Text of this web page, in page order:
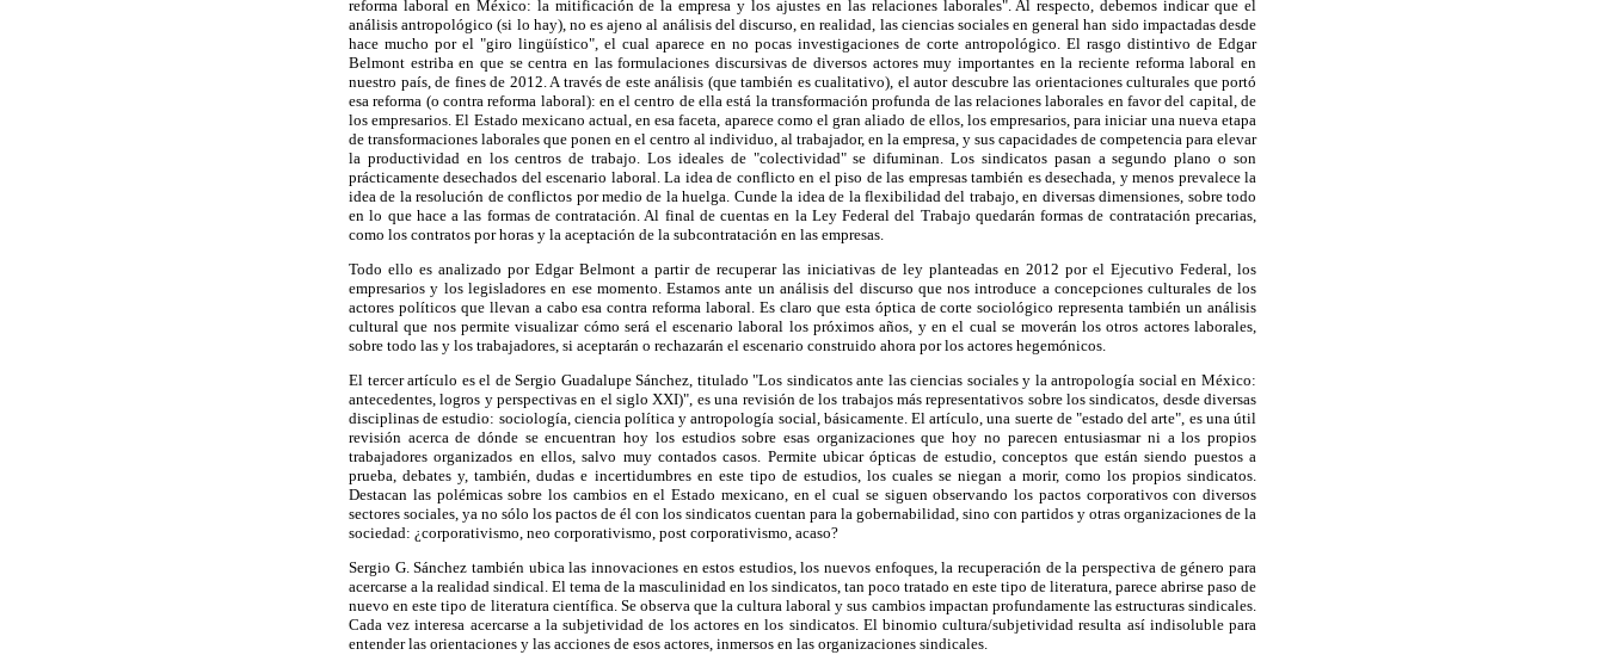
reforma laboral en México: la mitificación de la empresa y los ajustes en las relaciones laborales". Al respecto, debemos indicar que el
análisis antropológico (si lo hay), no es ajeno al análisis del discurso, en realidad, las ciencias sociales en general han sido impactadas desde
hace mucho por el "giro lingüístico", el cual aparece en no pocas investigaciones de corte antropológico. El rasgo distintivo de Edgar
Belmont estriba en que se centra en las formulaciones discursivas de diversos actores muy importantes en la reciente reforma laboral en
nuestro país, de fines de 2012. A través de este análisis (que también es cualitativo), el autor descubre las orientaciones culturales que portó
esa reforma (o contra reforma laboral): en el centro de ella está la transformación profunda de las relaciones laborales en favor del capital, de
los empresarios. El Estado mexicano actual, en esa faceta, aparece como el gran aliado de ellos, los empresarios, para iniciar una nueva etapa
de transformaciones laborales que ponen en el centro al individuo, al trabajador, en la empresa, y sus capacidades de competencia para elevar
la productividad en los centros de trabajo. Los ideales de "colectividad" se difuminan. Los sindicatos pasan a segundo plano o son
prácticamente desechados del escenario laboral. La idea de conflicto en el piso de las empresas también es desechada, y menos prevalece la
idea de la resolución de conflictos por medio de la huelga. Cunde la idea de la flexibilidad del trabajo, en diversas dimensiones, sobre todo
en lo que hace a las formas de contratación. Al final de cuentas en la Ley Federal del Trabajo quedarán formas de contratación precarias,
como los contratos por horas y la aceptación de la subcontratación en las empresas.
Todo ello es analizado por Edgar Belmont a partir de recuperar las iniciativas de ley planteadas en 2012 por el Ejecutivo Federal, los
empresarios y los legisladores en ese momento. Estamos ante un análisis del discurso que nos introduce a concepciones culturales de los
actores políticos que llevan a cabo esa contra reforma laboral. Es claro que esta óptica de corte sociológico representa también un análisis
cultural que nos permite visualizar cómo será el escenario laboral los próximos años, y en el cual se moverán los otros actores laborales,
sobre todo las y los trabajadores, si aceptarán o rechazarán el escenario construido ahora por los actores hegemónicos.
El tercer artículo es el de Sergio Guadalupe Sánchez, titulado "Los sindicatos ante las ciencias sociales y la antropología social en México:
antecedentes, logros y perspectivas en el siglo XXI)", es una revisión de los trabajos más representativos sobre los sindicatos, desde diversas
disciplinas de estudio: sociología, ciencia política y antropología social, básicamente. El artículo, una suerte de "estado del arte", es una útil
revisión acerca de dónde se encuentran hoy los estudios sobre esas organizaciones que hoy no parecen entusiasmar ni a los propios
trabajadores organizados en ellos, salvo muy contados casos. Permite ubicar ópticas de estudio, conceptos que están siendo puestos a
prueba, debates y, también, dudas e incertidumbres en este tipo de estudios, los cuales se niegan a morir, como los propios sindicatos.
Destacan las polémicas sobre los cambios en el Estado mexicano, en el cual se siguen observando los pactos corporativos con diversos
sectores sociales, ya no sólo los pactos de él con los sindicatos cuentan para la gobernabilidad, sino con partidos y otras organizaciones de la
sociedad: ¿corporativismo, neo corporativismo, post corporativismo, acaso?
Sergio G. Sánchez también ubica las innovaciones en estos estudios, los nuevos enfoques, la recuperación de la perspectiva de género para
acercarse a la realidad sindical. El tema de la masculinidad en los sindicatos, tan poco tratado en este tipo de literatura, parece abrirse paso de
nuevo en este tipo de literatura científica. Se observa que la cultura laboral y sus cambios impactan profundamente las estructuras sindicales.
Cada vez interesa acercarse a la subjetividad de los actores en los sindicatos. El binomio cultura/subjetividad resulta así indisoluble para
entender las orientaciones y las acciones de esos actores, inmersos en las organizaciones sindicales.